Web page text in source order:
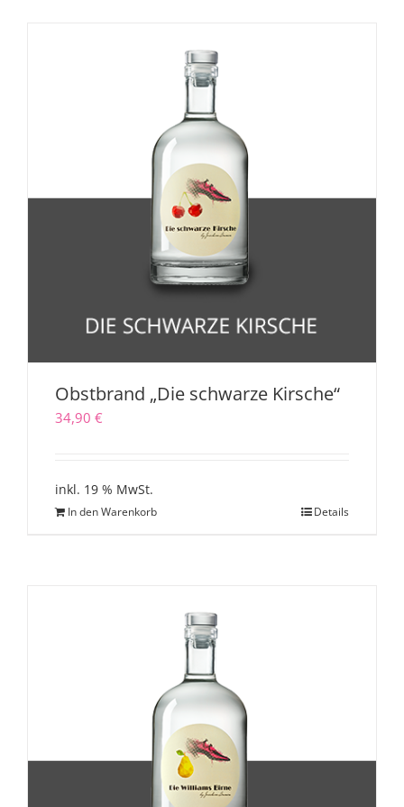
Obstbrand „Die schwarze Kirsche“
34,90 €
inkl. 19 % MwSt.
In den Warenkorb Details